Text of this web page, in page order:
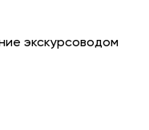
экскурсоводом